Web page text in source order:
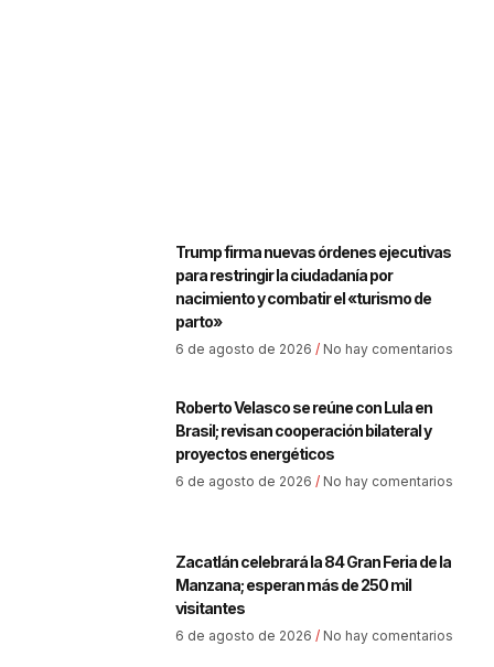
Trump firma nuevas órdenes ejecutivas
para restringir la ciudadanía por
nacimiento y combatir el «turismo de
parto»
6 de agosto de 2026 No hay comentarios
Roberto Velasco se reúne con Lula en
Brasil; revisan cooperación bilateral y
proyectos energéticos
6 de agosto de 2026 No hay comentarios
Zacatlán celebrará la 84 Gran Feria de la
Manzana; esperan más de 250 mil
visitantes
6 de agosto de 2026 No hay comentarios